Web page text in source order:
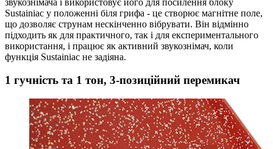
Sustainiac у положенні біля грифа - це створює магнітне поле,
що дозволяє струнам нескінченно вібрувати. Він відмінно
підходить як для практичного, так і для експериментального
використання, і працює як активний звукознімач, коли
функція Sustainiac не задіяна.
1 гучність та 1 тон, 3-позиційний перемикач